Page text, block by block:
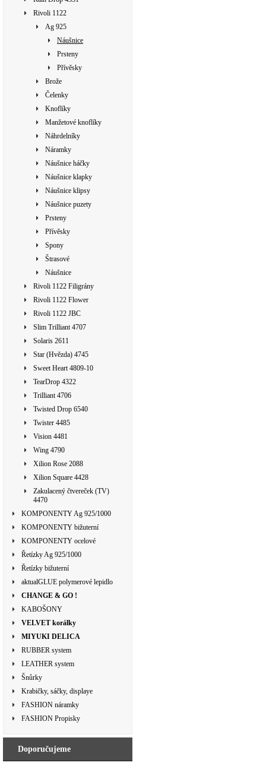
Rivoli 1122
Ag 925
Náušnice
Prsteny
Přívěsky
Brože
Čelenky
Knoflíky
Manžetové knoflíky
Náhrdelníky
Náramky
Náušnice háčky
Náušnice klapky
Náušnice klipsy
Náušnice puzety
Prsteny
Přívěsky
Spony
Štrasové
Náušnice
Rivoli 1122 Filigrány
Rivoli 1122 Flower
Rivoli 1122 JBC
Slim Trilliant 4707
Solaris 2611
Star (Hvězda) 4745
Sweet Heart 4809-10
TearDrop 4322
Trilliant 4706
Twisted Drop 6540
Twister 4485
Vision 4481
Wing 4790
Xilion Rose 2088
Xilion Square 4428
Zakulacený čtvereček (TV)
4470
KOMPONENTY Ag 925/1000
KOMPONENTY bižuterní
KOMPONENTY ocelové
Řetízky Ag 925/1000
Řetízky bižuterní
aktualGLUE polymerové lepidlo
CHANGE & GO !
KABOŠONY
VELVET korálky
MIYUKI DELICA
RUBBER system
LEATHER system
Šnůrky
Krabičky, sáčky, displaye
FASHION náramky
FASHION Propisky
Doporučujeme